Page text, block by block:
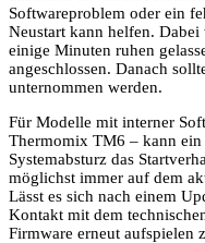
Softwareproblem oder ein
Neustart kann helfen.
einige Minuten ruhen
angeschlossen. Danach
unternommen werden.
Für Modelle mit interner
Thermomix TM6 – kann ein
Systemabsturz das
möglichst immer auf dem
Lässt es sich nach einem
Kontakt mit dem
Firmware erneut aufspielen